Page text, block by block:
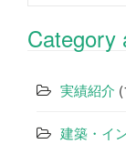
ゲ
ー
シ
ョ
Category
実績紹介
建築・イ